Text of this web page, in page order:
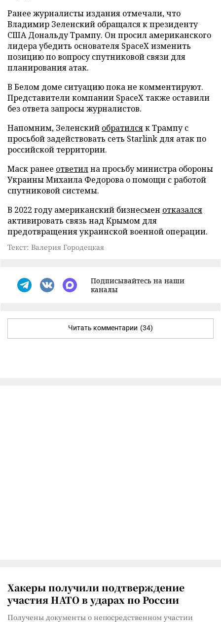
Ранее журналисты издания отмечали, что
Владимир Зеленский обращался к президенту
США Дональду Трампу. Он просил американского
лидера убедить основателя SpaceX изменить
позицию по вопросу спутниковой связи для
планирования атак.
В Белом доме ситуацию пока не комментируют.
Представители компании SpaceX также оставили
без ответа запросы журналистов.
Напомним, Зеленский обратилсяк Трампу с
просьбой задействовать сеть Starlink для атак по
российской территории.
Маск ранее ответилна просьбу министра обороны
Украины Михаила Федорова о помощи с работой
спутниковой системы.
В 2022 году американский бизнесмен отказался
активировать связь над Крымом для
предотвращения украинской военной операции.
Текст: Валерия Городецкая
Подписывайтесь на наши
каналы
Читать комментарии (34)
Хакеры получили подтверждение
участия НАТО в ударах по России
Получены документы о непосредственном участии